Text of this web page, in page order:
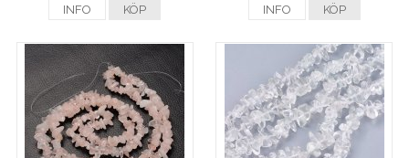
INFO KÖP INFO KÖP